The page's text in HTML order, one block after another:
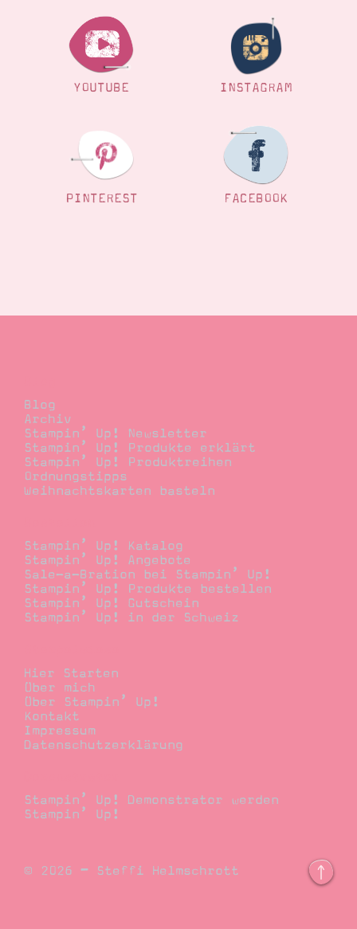
YOUTUBE INSTAGRAM
PINTEREST FACEBOOK
Blog
Archiv
Stampin’ Up! Newsletter
Stampin’ Up! Produkte erklärt
Stampin’ Up! Produktreihen
Ordnungstipps
Weihnachtskarten basteln
Stampin’ Up! Katalog
Stampin’ Up! Angebote
Sale-a-Bration bei Stampin’ Up!
Stampin’ Up! Produkte bestellen
Stampin’ Up! Gutschein
Stampin’ Up! in der Schweiz
Hier Starten
Über mich
Über Stampin’ Up!
Kontakt
Impressum
Datenschutzerklärung
Stampin’ Up! Demonstrator werden
Stampin’ Up!
© 2026 – Steffi Helmschrott